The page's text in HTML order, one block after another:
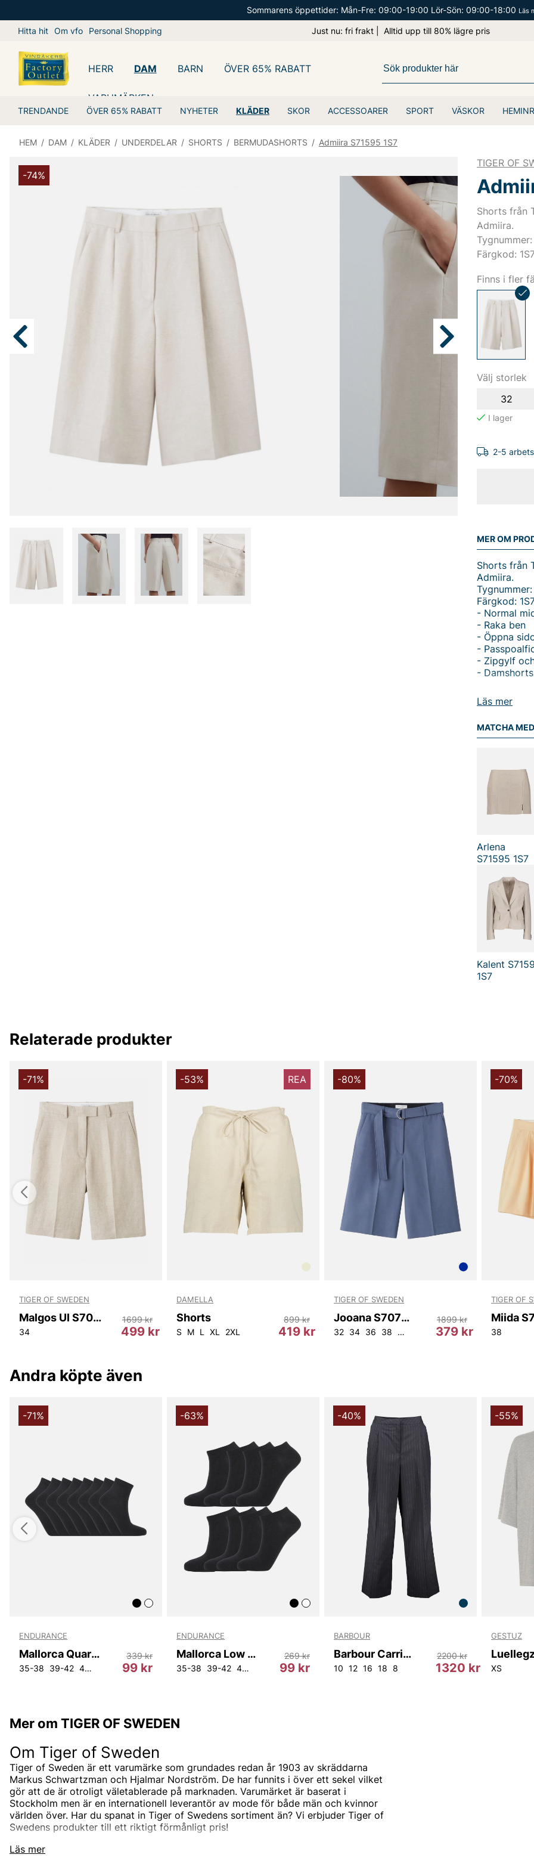
Sommarens öppettider: Mån-Fre: 09:00-19:00 Lör-Sön: 09:00-18:00 Läs
Hitta hit Om vfo Personal Shopping Just nu: fri frakt | Alltid upp till 80% lägre pris
HERR DAM
TRENDANDE ÖVER 65% RABATT NYHETER KLÄDER SKOR ACCESSOARER SPORT VÄSKOR
BARN ÖVER 65% RABATT
VARUMÄRKEN
HEM / DAM / KLÄDER / UNDERDELAR / SHORTS / BERMUDASHORTS / Admiira S71595 1S7
-74%
TIGER OF
Shorts från
Admiira.
Färgkod:
Finns i fler
Välj storlek
32
2-5
MER OM
Läs mer
Shorts från
Admiira.
Färgkod:
- Normal
- Raka ben
- Öppna
-
- Zipgylf
- Damshorts
Tack för att
Vingåker.
MATCHA MED
Arlena
S71595 1S7
Kalent
1S7
Relaterade produkter
-71%
TIGER OF SWEDEN
Malgos Ul S70223 1S7
34 499 kr
1699 kr
-53% REA
DAMELLA
Shorts
S M L XL 2XL 419 kr
899 kr
-80%
TIGER OF SWEDEN
Jooana S70769 22F
32 34 36 38 40 379 kr
1899 kr
-70%
TIGER OF
38
Andra köpte även
-71%
ENDURANCE
Mallorca Quarter Socks 8-Pack
35-38 39-42 43-46 99 kr
339 kr
-63%
ENDURANCE
Mallorca Low Cut Socks 8-Pack
35-38 39-42 43-46 99 kr
269 kr
-40%
BARBOUR
Barbour Carrie Trouser
10 12 16 18 8 1320 kr
2200 kr
-55%
GESTUZ
XS
Mer om TIGER OF SWEDEN
Läs mer
Om Tiger of Sweden
Tiger of Sweden är ett varumärke som grundades redan år 1903 av skräddarna
Markus Schwartzman och Hjalmar Nordström. De har funnits i över ett sekel vilket
gör att de är otroligt väletablerade på marknaden. Varumärket är baserat i
Stockholm men är en internationell leverantör av mode för både män och kvinnor
världen över. Har du spanat in Tiger of Swedens sortiment än? Vi erbjuder Tiger of
Swedens produkter till ett riktigt förmånligt pris!
Tiger of Swedens sortiment